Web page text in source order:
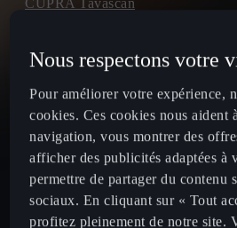
CUPRA Tavascan
CUPRA Terramar
CUPRA Formentor
CUPRA Leon
CUPRA Leon Sportstourer
Nous respectons votre
Pour améliorer votre expérience,
cookies. Ces cookies nous aident
navigation, vous montrer des
afficher des publicités adaptées à
permettre de partager du contenu
sociaux. En cliquant sur « Tout
profitez pleinement de notre site.